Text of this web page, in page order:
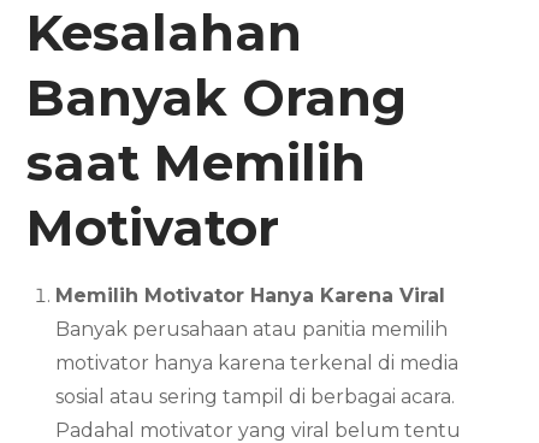
Kesalahan
Banyak Orang
saat Memilih
Motivator
Memilih Motivator Hanya Karena Viral
Banyak perusahaan atau panitia memilih
motivator hanya karena terkenal di media
sosial atau sering tampil di berbagai acara.
Padahal motivator yang viral belum tentu